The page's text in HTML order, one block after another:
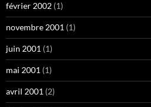
février 2002 (1)
novembre 2001 (1)
juin 2001 (1)
mai 2001 (1)
avril 2001 (2)